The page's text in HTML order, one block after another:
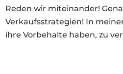
Reden wir miteinander!
Verkaufsstrategien! In
ihre Vorbehalte haben, zu